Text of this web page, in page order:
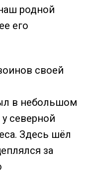
родной
его
своей
в небольшом
северной
Здесь шёл
за